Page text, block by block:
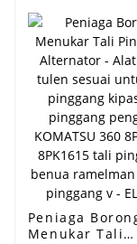
pinggang poli
tali pinggang
berkualiti
oem AB39-
AB/7PK3136
pinggang
bahan EPDM /
tali pinggang
ELITES
Peniaga
Menukar Tali